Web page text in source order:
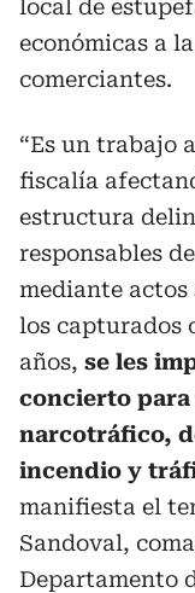
local de
económicas a
comerciantes.
“Es un trabajo
fiscalía
estructura
responsables
mediante actos
los capturados
años, se les
concierto
narcotráfico,
incendio y
manifiesta el
Sandoval,
Departamento